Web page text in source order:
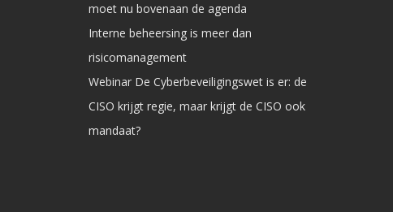
moet nu bovenaan de agenda
Interne beheersing is meer dan
risicomanagement
Webinar De Cyberbeveiligingswet is er: de
CISO krijgt regie, maar krijgt de CISO ook
mandaat?